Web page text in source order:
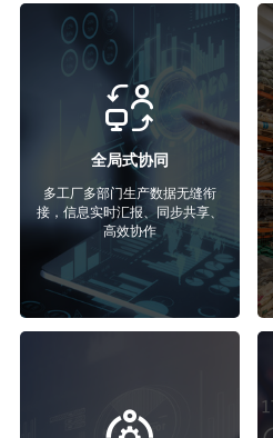
全局式协同
多工厂多部门生产数据无缝衔
接，信息实时汇报、同步共享、
高效协作